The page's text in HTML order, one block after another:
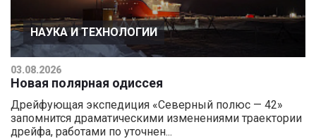
НАУКА И ТЕХНОЛОГИИ
03.08.2026
Новая полярная одиссея
Дрейфующая экспедиция «Северный полюс — 42»
запомнится драматическими изменениями траектории
дрейфа, работами по уточнен...